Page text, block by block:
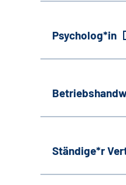
Psycholog*in
Ständige*r